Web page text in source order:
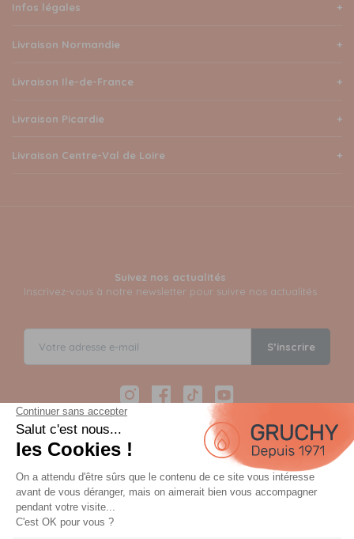
Infos légales
Livraison Normandie
Livraison Ile-de-France
Livraison Picardie
Livraison Centre-Val de Loire
Suivez nos actualités
Inscrivez-vous à notre newsletter pour suivre nos actualités
S’inscrire
InstagramFacebook
TikTokYouTube
Paiement sécurisé en 12 fois avec Alma
Paiement 100% sécurisé par 3D Secure et possible en 3,